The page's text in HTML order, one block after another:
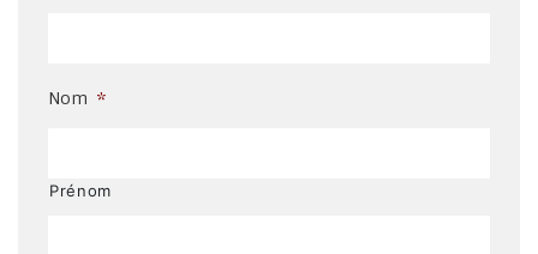
Nom *
Prénom